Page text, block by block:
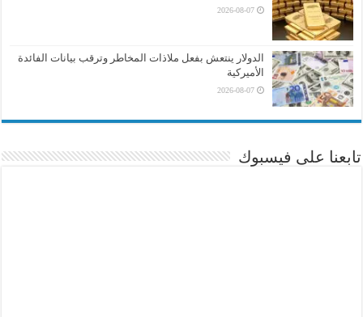
2026-08-07
الدولار ينتعش بفعل ملاذات المخاطر وترقب بيانات الفائدة
الأميركية
2026-08-07
تابعنا على فيسبوك